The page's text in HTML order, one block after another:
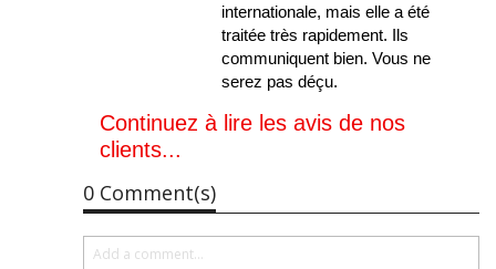
internationale, mais elle a été
traitée très rapidement. Ils
communiquent bien. Vous ne
serez pas déçu.
Continuez à lire les avis de nos
clients...
0 Comment(s)